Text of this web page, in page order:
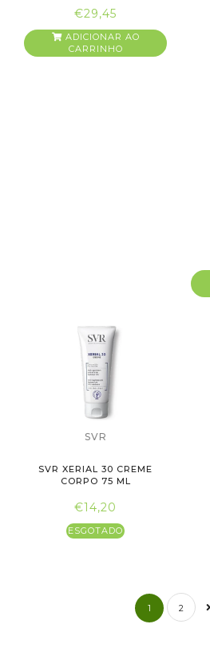
€29,45
ADICIONAR AO
CARRINHO
SVR
SVR XERIAL 30 CREME
CORPO 75 ML
€14,20
ESGOTADO
1 2